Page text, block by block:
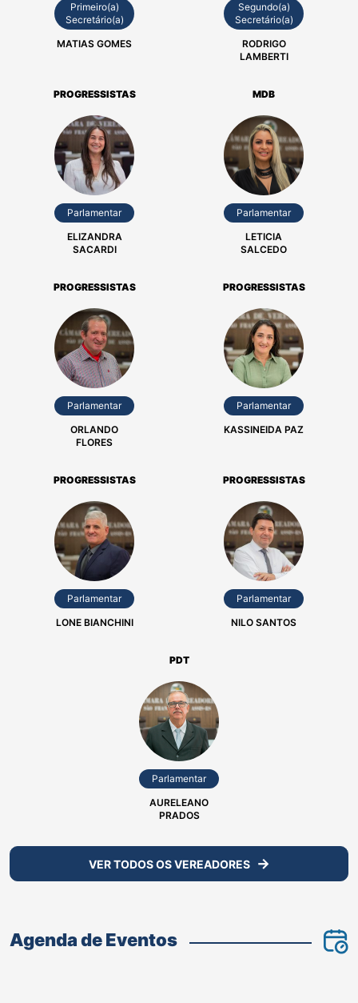
Primeiro(a)
Secretário(a)
MATIAS GOMES
Segundo(a)
Secretário(a)
RODRIGO
LAMBERTI
PROGRESSISTAS
Parlamentar
ELIZANDRA
SACARDI
MDB
Parlamentar
LETICIA
SALCEDO
PROGRESSISTAS
Parlamentar
ORLANDO
FLORES
PROGRESSISTAS
Parlamentar
KASSINEIDA PAZ
PROGRESSISTAS
Parlamentar
LONE BIANCHINI
PROGRESSISTAS
Parlamentar
NILO SANTOS
PDT
Parlamentar
AURELEANO
PRADOS
VER TODOS OS VEREADORES
Agenda de Eventos